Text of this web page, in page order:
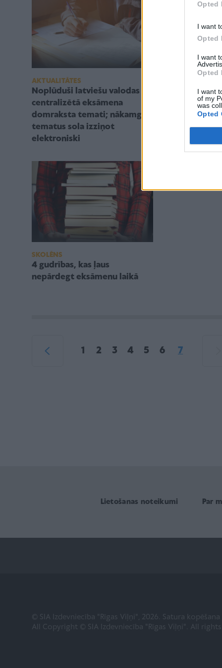
Opted
I want
Opted
I want
Opted
I want
of my
was
Opted
AKTUALITĀTES
Noplūduši latviešu valodas
centralizētā eksāmena
domraksta temati; nākamgad
tematus sola izziņot
elektroniski
7 ieteikumi
eksāmenu
SKOLĒNS
4 gudrības, kas ļaus
nepārdegt eksāmenu laikā
1 2 3 4 5 6 7
Lietošanas noteikumi Par
© SIA Izdevniecība "Rīgas Viļņi", 2026. Satura
All Copyright © SIA Izdevniecība "Rīgas Viļņi". All rights